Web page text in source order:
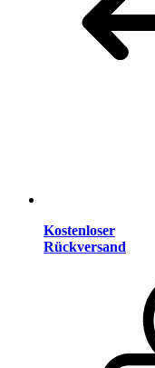
Kostenloser
Rückversand